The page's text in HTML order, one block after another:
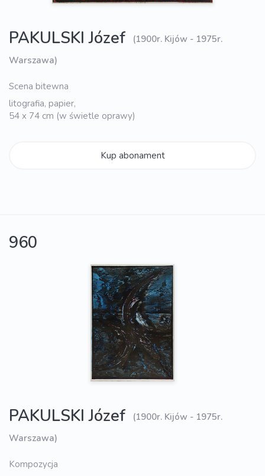
PAKULSKI Józef
(1900r. Kijów - 1975r.
Warszawa)
Scena bitewna
litografia, papier,
54 x 74 cm (w świetle oprawy)
Kup abonament
960
PAKULSKI Józef
(1900r. Kijów - 1975r.
Warszawa)
Kompozycja